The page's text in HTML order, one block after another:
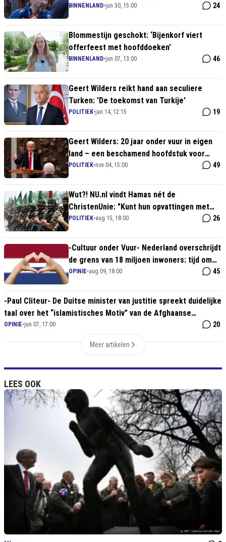
BINNENLAND•jun 30, 15:00 24
Blommestijn geschokt: ‘Bijenkorf viert
offerfeest met hoofddoeken’
BINNENLAND•jun 07, 13:00 46
Geert Wilders reikt hand aan seculiere
Turken: 'De toekomst van Turkije'
POLITIEK•jan 14, 12:15 19
Geert Wilders: 20 jaar onder vuur in eigen
land – een beschamend hoofdstuk voor
Nederland
POLITIEK•nov 04, 15:00 49
Wut?! NU.nl vindt Hamas nét de
ChristenUnie: "Kunt hun opvattingen met
elkaar vergelijken"
POLITIEK•aug 15, 18:00 26
-Cultuur onder Vuur- Nederland overschrijdt
de grens van 18 miljoen inwoners: tijd om
de vlag halfstok te hangen
OPINIE•aug 09, 18:00 45
-Paul Cliteur- De Duitse minister van justitie spreekt duidelijke
taal over het “islamistisches Motiv” van de Afghaanse
messteker Sulaiman A.
OPINIE•jun 07, 17:00 20
Meer artikelen
LEES OOK